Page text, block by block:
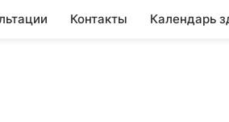
Контакты Календарь